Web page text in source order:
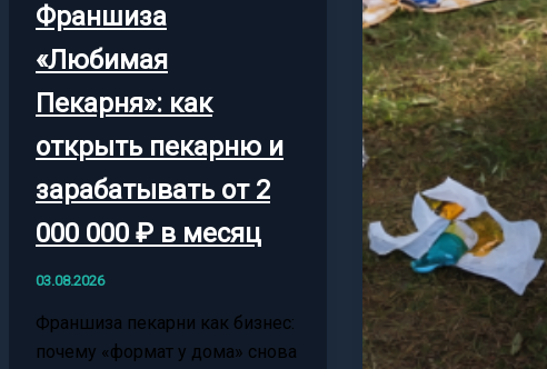
Франшиза
«Любимая
Пекарня»: как
открыть пекарню и
зарабатывать от 2
000 000 ₽ в месяц
03.08.2026
Франшиза пекарни как бизнес:
почему «формат у дома» снова